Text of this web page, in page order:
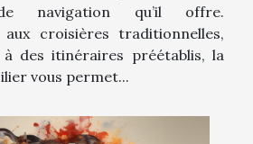
navigation qu’il offre.
croisières traditionnelles,
des itinéraires préétablis, la
vous permet...